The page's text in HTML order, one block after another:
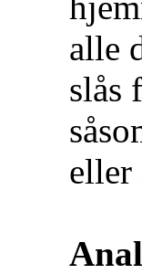
alle
slås
eller